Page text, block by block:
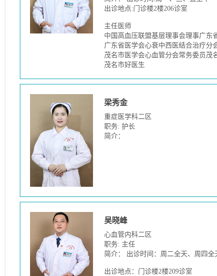
出诊地点:门诊楼2楼206诊室
主任医师
中国高血压联盟基层理事会理事广东
广东省医学会心衰中西医结合治疗分
茂名市医学会心血管分会常务委员茂
茂名市好医生
梁秀金
重症医学科二区
职务: 护长
简介：
吴晓峰
心血管内科二区
职务: 主任
简介： 出诊时间：周二全天、周四全
出诊地点：门诊楼2楼209诊室